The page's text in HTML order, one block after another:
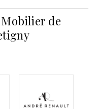
de